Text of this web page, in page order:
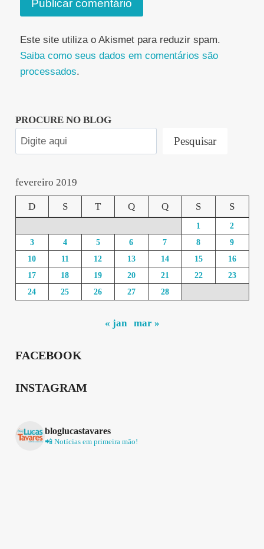
Este site utiliza o Akismet para reduzir spam.
Saiba como seus dados em comentários são
processados.
PROCURE NO BLOG
Pesquisar
fevereiro 2019
D S T Q Q S S
1
2
3
4 5 6 7 8
9
10
11 12 13 14 15
16
17
18 19 20 21 22
23
24
25 26 27 28
« jan mar »
FACEBOOK
INSTAGRAM
bloglucastavares
📲 Notícias em primeira mão!